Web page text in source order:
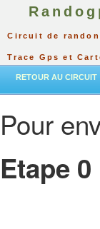
Circuit de
Trace Gps et
RETOUR AU CIRCUIT
Pour
Etape 0